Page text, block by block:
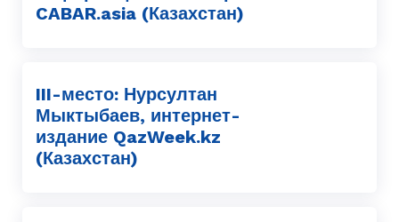
CABAR.asia (Казахстан)
III-место: Нурсултан
Мыктыбаев, интернет-
издание QazWeek.kz
(Казахстан)